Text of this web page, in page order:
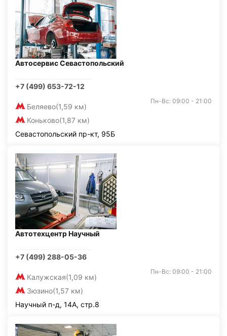
Автосервис Севастопольский
+7 (499) 653-72-12
Беляево(1,59 км)
Коньково(1,87 км)
Пн-Вс: 09:00 - 21:00
Севастопольский пр-кт, 95Б
Автотехцентр Научный
+7 (499) 288-05-36
Калужская(1,09 км)
Зюзино(1,57 км)
Пн-Вс: 09:00 - 21:00
Научный п-д, 14А, стр.8